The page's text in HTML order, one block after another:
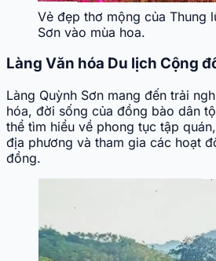
Vẻ đẹp thơ mộng của Thung
Sơn vào mùa hoa.
Làng Văn hóa Du lịch Cộng
Làng Quỳnh Sơn mang đến trải
hóa, đời sống của đồng bào dân
thể tìm hiểu về phong tục tập
địa phương và tham gia các hoạt
đồng.